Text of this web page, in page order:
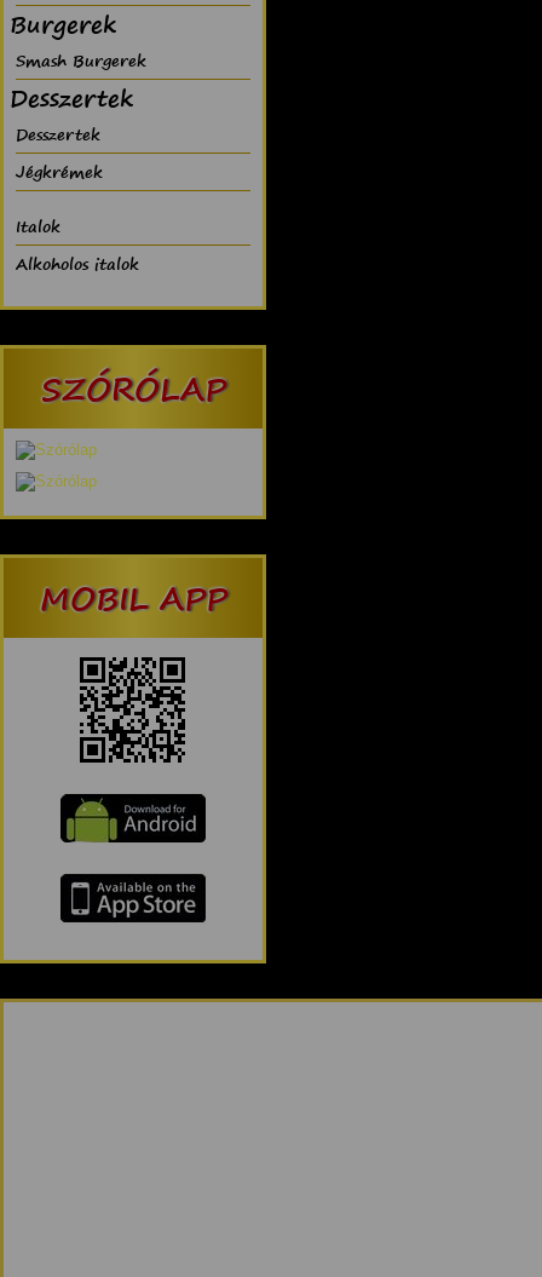
Burgerek
Smash Burgerek
Desszertek
Desszertek
Jégkrémek
Italok
Alkoholos italok
SZÓRÓLAP
MOBIL APP